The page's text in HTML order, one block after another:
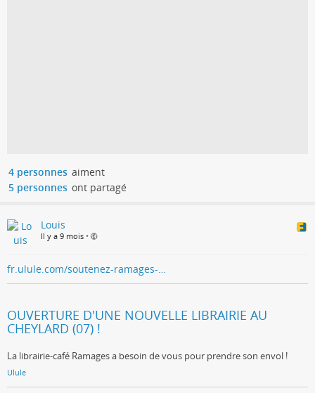
4 personnes aiment
5 personnes ont partagé
Louis
Il y a 9 mois •
fr.ulule.com/soutenez-ramages-…
OUVERTURE D'UNE NOUVELLE LIBRAIRIE AU
CHEYLARD (07) !
La librairie-café Ramages a besoin de vous pour prendre son envol !
Ulule